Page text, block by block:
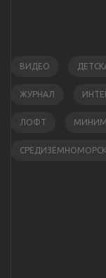
ВИДЕО
ЖУРНАЛ
ЛОФТ